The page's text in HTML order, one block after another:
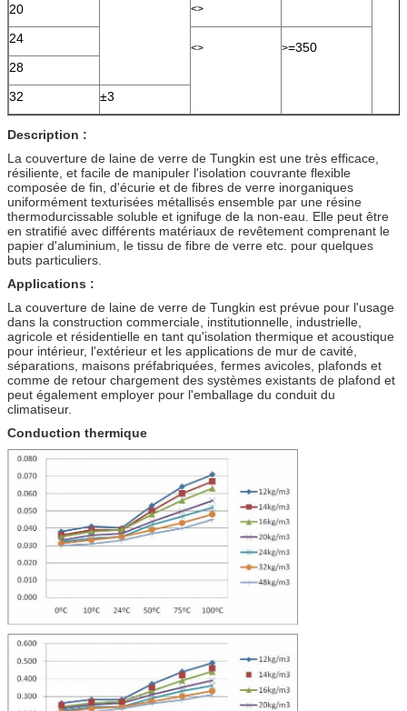
20
<>
24
<> >=350
28
32
±3
Description :
La couverture de laine de verre de Tungkin est une très efficace,
résiliente, et facile de manipuler l'isolation couvrante flexible
composée de fin, d'écurie et de fibres de verre inorganiques
uniformément texturisées métallisés ensemble par une résine
thermodurcissable soluble et ignifuge de la non-eau. Elle peut être
en stratifié avec différents matériaux de revêtement comprenant le
papier d'aluminium, le tissu de fibre de verre etc. pour quelques
buts particuliers.
Applications :
La couverture de laine de verre de Tungkin est prévue pour l'usage
dans la construction commerciale, institutionnelle, industrielle,
agricole et résidentielle en tant qu'isolation thermique et acoustique
pour intérieur, l'extérieur et les applications de mur de cavité,
séparations, maisons préfabriquées, fermes avicoles, plafonds et
comme de retour chargement des systèmes existants de plafond et
peut également employer pour l'emballage du conduit du
climatiseur.
Conduction thermique